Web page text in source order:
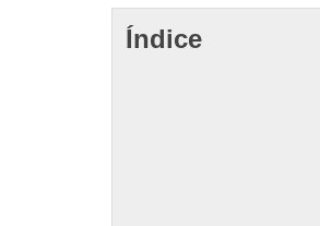
Índice